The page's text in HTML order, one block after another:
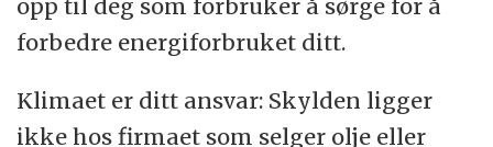
opp til deg som forbruker å sørge for å
forbedre energiforbruket ditt.
Klimaet er ditt ansvar: Skylden ligger
ikke hos firmaet som selger olje eller